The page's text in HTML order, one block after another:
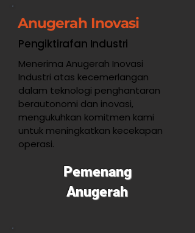
Anugerah Inovasi
Pengiktirafan Industri
Menerima Anugerah Inovasi
Industri atas kecemerlangan
dalam teknologi penghantaran
berautonomi dan inovasi,
mengukuhkan komitmen kami
untuk meningkatkan kecekapan
operasi.
Pemenang
Anugerah